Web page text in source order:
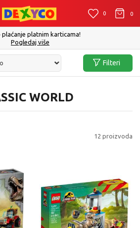
0 0
plaćanje platnim karticama!
Pogledaj više
WORLD
Filteri
12 proizvoda